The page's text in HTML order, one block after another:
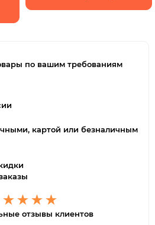
по вашим требованиям
картой или безналичным
отзывы клиентов